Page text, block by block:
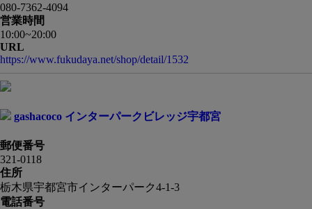
080-7362-4094
営業時間
10:00~20:00
URL
https://www.fukudaya.net/shop/detail/1532
gashacoco インターパークビレッジ宇都宮
郵便番号
321-0118
住所
栃木県宇都宮市インターパーク4-1-3
電話番号